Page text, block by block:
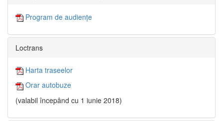
Program de audiențe
Loctrans
Harta traseelor
Orar autobuze
(valabil începând cu 1 iunie 2018)